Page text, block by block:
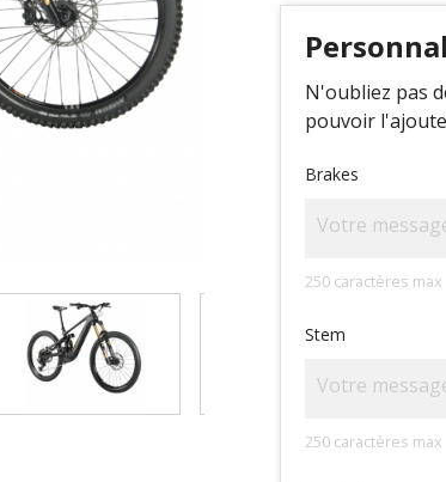
N'oubliez pas
pouvoir
Brakes
250 caractères max
Stem
250 caractères max